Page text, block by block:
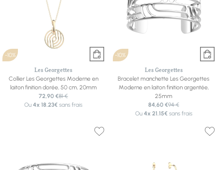
-10%
Les Georgettes
Collier Les Georgettes Moderne en
laiton finition dorée, 50 cm, 20mm
72,90 €81 €
Ou4x 18.23€ sans frais
-10%
Les Georgettes
Bracelet manchette Les Georgettes
Moderne en laiton finition argentée,
25mm
84,60 €94 €
Ou 4x 21.15€sans frais